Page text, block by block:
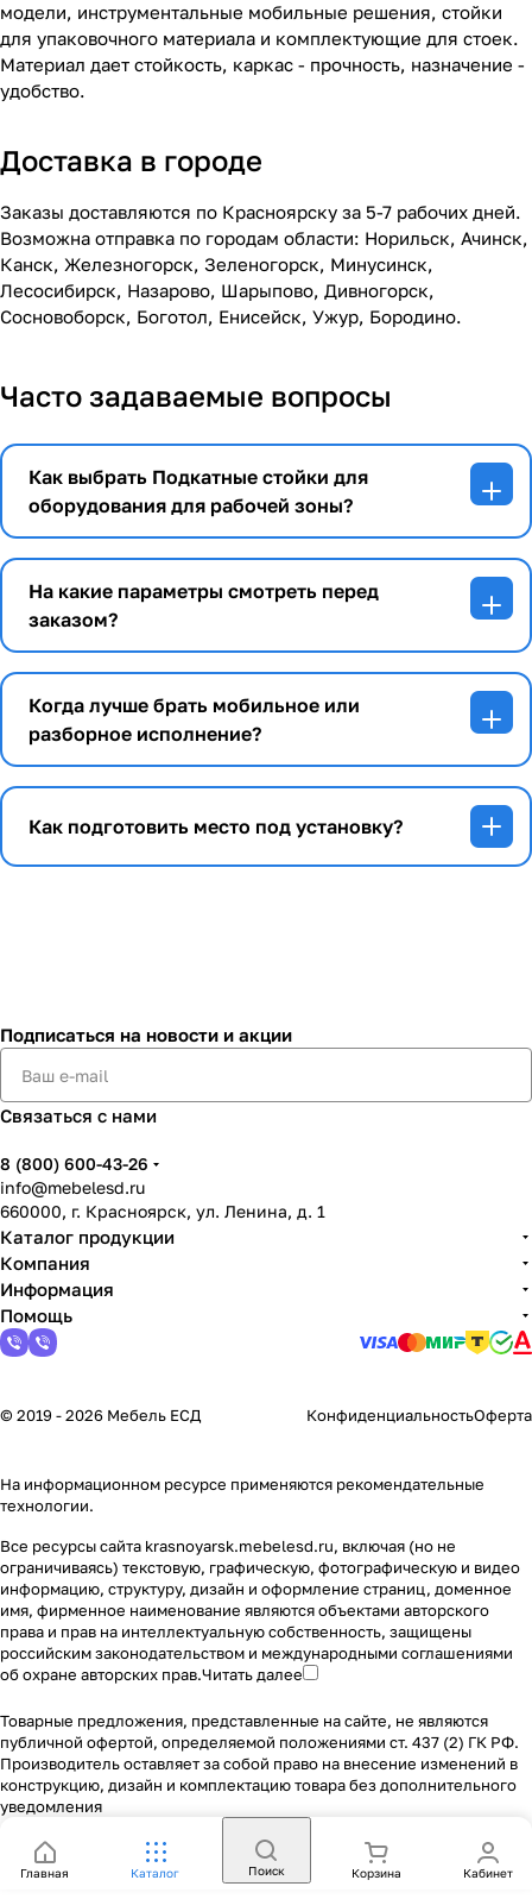
модели, инструментальные мобильные решения, стойки
для упаковочного материала и комплектующие для стоек.
Материал дает стойкость, каркас - прочность, назначение -
удобство.
Доставка в городе
Заказы доставляются по Красноярску за 5-7 рабочих дней.
Возможна отправка по городам области: Норильск, Ачинск,
Канск, Железногорск, Зеленогорск, Минусинск,
Лесосибирск, Назарово, Шарыпово, Дивногорск,
Сосновоборск, Боготол, Енисейск, Ужур, Бородино.
Часто задаваемые вопросы
Как выбрать Подкатные стойки для
оборудования для рабочей зоны?
На какие параметры смотреть перед
заказом?
Когда лучше брать мобильное или
разборное исполнение?
Как подготовить место под установку?
Подписаться на новости и акции
Связаться с нами
8 (800) 600-43-26
info@mebelesd.ru
660000, г. Красноярск, ул. Ленина, д. 1
Каталог продукции
Компания
Информация
Помощь
© 2019 - 2026 Мебель ЕСД КонфиденциальностьОферта
На информационном ресурсе применяются рекомендательные
технологии.
Все ресурсы сайта krasnoyarsk.mebelesd.ru, включая (но не
ограничиваясь) текстовую, графическую, фотографическую и видео
информацию, структуру, дизайн и оформление страниц, доменное
имя, фирменное наименование являются объектами авторского
права и прав на интеллектуальную собственность, защищены
российским законодательством и международными соглашениями
об охране авторских прав.Читать далее
Товарные предложения, представленные на сайте, не являются
публичной офертой, определяемой положениями ст. 437 (2) ГК РФ.
Производитель оставляет за собой право на внесение изменений в
конструкцию, дизайн и комплектацию товара без дополнительного
уведомления
Главная Каталог Поиск Корзина Кабинет